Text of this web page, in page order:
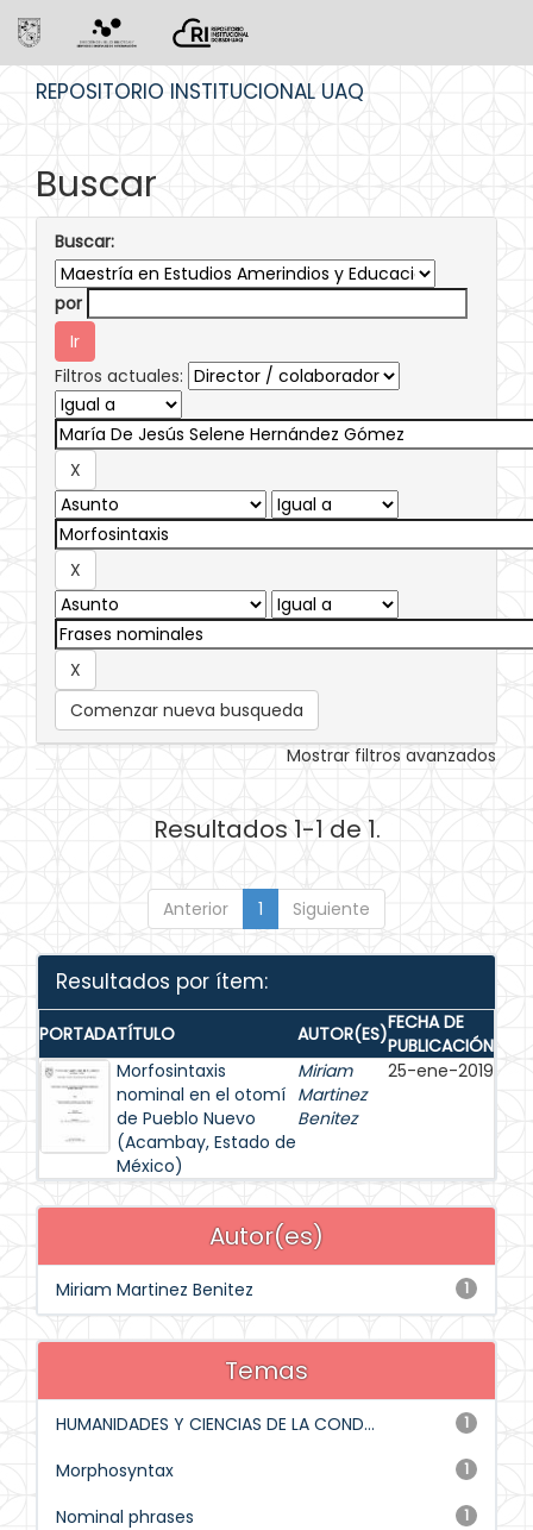
REPOSITORIO INSTITUCIONAL UAQ
Buscar
Buscar:
por
Filtros actuales:
Comenzar nueva busqueda
Mostrar filtros avanzados
Resultados 1-1 de 1.
Anterior 1 Siguiente
Resultados por ítem:
PORTADATÍTULO AUTOR(ES)FECHA DE
PUBLICACIÓN
Morfosintaxis
nominal en el otomí
de Pueblo Nuevo
(Acambay, Estado de
México)
Miriam
Martinez
Benitez
25-ene-2019
Autor(es)
1
Miriam Martinez Benitez
Temas
1
HUMANIDADES Y CIENCIAS DE LA COND...
1
Morphosyntax
1
Nominal phrases